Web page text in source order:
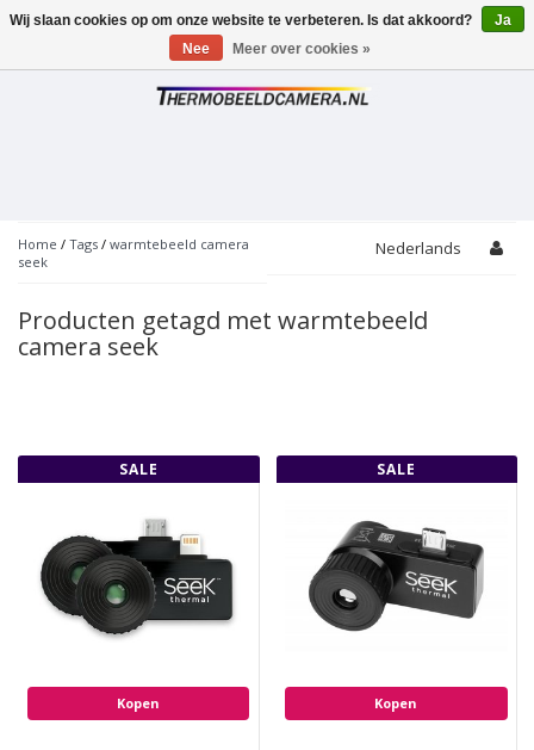
Toggle
Home / Tags / warmtebeeld camera
seek
Nederlands
Producten getagd met warmtebeeld
camera seek
SALE
Kopen
SALE
Kopen
Wij slaan cookies op om onze website te verbeteren. Is dat akkoord?
Ja
Nee
Meer over cookies »